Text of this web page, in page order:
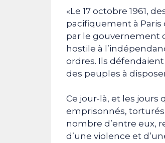
«Le 17 octobre 1961,
pacifiquement à
par le gouvernement
hostile à
ordres. Ils
des peuples à
Ce jour-là, et les
emprisonnés, torturés
nombre d’entre eux,
d’une violence et